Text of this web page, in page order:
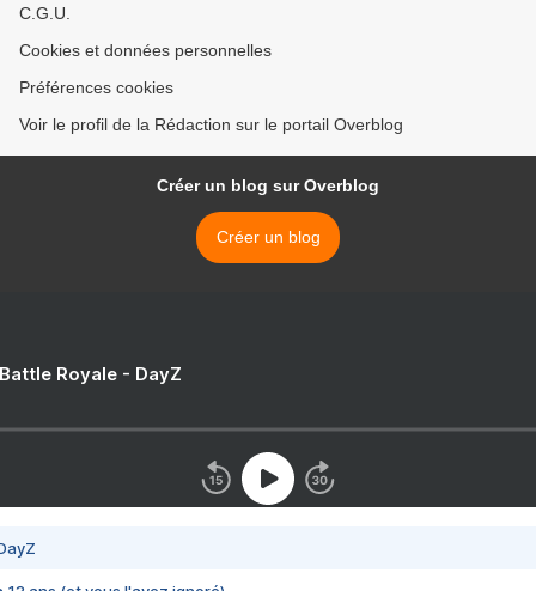
C.G.U.
Cookies et données personnelles
Préférences cookies
Voir le profil de la Rédaction sur le portail Overblog
Créer un blog sur Overblog
Créer un blog
Royale - DayZ